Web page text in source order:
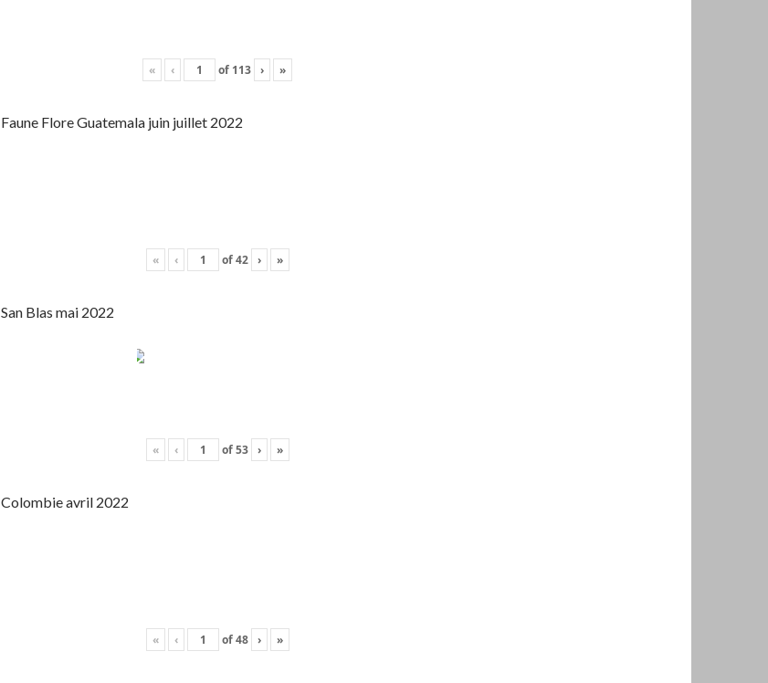
« ‹ of 113 › »
Faune Flore Guatemala juin juillet 2022
« ‹ of42 › »
San Blas mai 2022
« ‹ of53 › »
Colombie avril 2022
« ‹ of48 › »